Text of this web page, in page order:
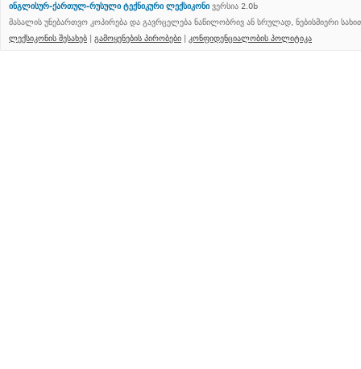
ინგლისურ-ქართულ-რუსული ტექნიკური ლექსიკონი ვერსია 2.0b
მასალის უნებართვო კოპირება და გავრცელება ნაწილობრივ ან სრულად, ნებისმიერი
ლექსიკონის შესახებ | გამოყენების პირობები | კონფიდენციალობის პოლიტიკა